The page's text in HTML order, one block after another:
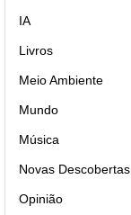
IA
Livros
Meio Ambiente
Mundo
Música
Novas Descobertas
Opinião